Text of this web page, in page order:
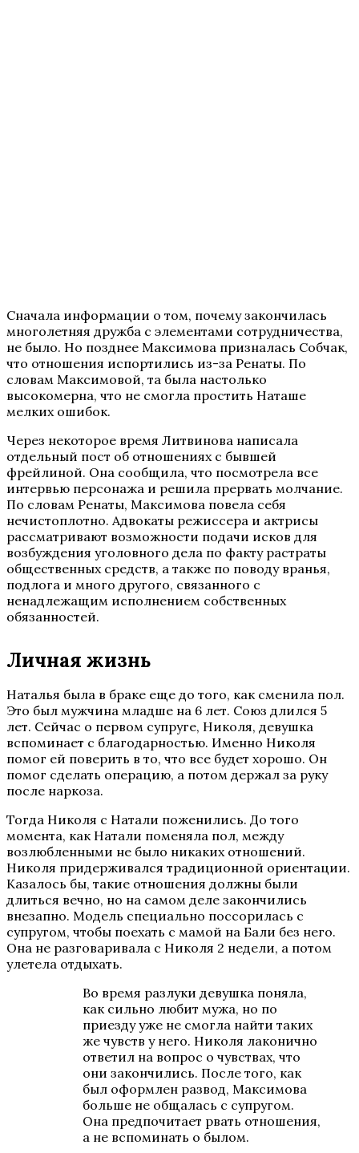
Сначала информации о том, почему закончилась
многолетняя дружба с элементами сотрудничества,
не было. Но позднее Максимова призналась Собчак,
что отношения испортились из-за Ренаты. По
словам Максимовой, та была настолько
высокомерна, что не смогла простить Наташе
мелких ошибок.
Через некоторое время Литвинова написала
отдельный пост об отношениях с бывшей
фрейлиной. Она сообщила, что посмотрела все
интервью персонажа и решила прервать молчание.
По словам Ренаты, Максимова повела себя
нечистоплотно. Адвокаты режиссера и актрисы
рассматривают возможности подачи исков для
возбуждения уголовного дела по факту растраты
общественных средств, а также по поводу вранья,
подлога и много другого, связанного с
ненадлежащим исполнением собственных
обязанностей.
Личная жизнь
Наталья была в браке еще до того, как сменила пол.
Это был мужчина младше на 6 лет. Союз длился 5
лет. Сейчас о первом супруге, Николя, девушка
вспоминает с благодарностью. Именно Николя
помог ей поверить в то, что все будет хорошо. Он
помог сделать операцию, а потом держал за руку
после наркоза.
Тогда Николя с Натали поженились. До того
момента, как Натали поменяла пол, между
возлюбленными не было никаких отношений.
Николя придерживался традиционной ориентации.
Казалось бы, такие отношения должны были
длиться вечно, но на самом деле закончились
внезапно. Модель специально поссорилась с
супругом, чтобы поехать с мамой на Бали без него.
Она не разговаривала с Николя 2 недели, а потом
улетела отдыхать.
Во время разлуки девушка поняла,
как сильно любит мужа, но по
приезду уже не смогла найти таких
же чувств у него. Николя лаконично
ответил на вопрос о чувствах, что
они закончились. После того, как
был оформлен развод, Максимова
больше не общалась с супругом.
Она предпочитает рвать отношения,
а не вспоминать о былом.